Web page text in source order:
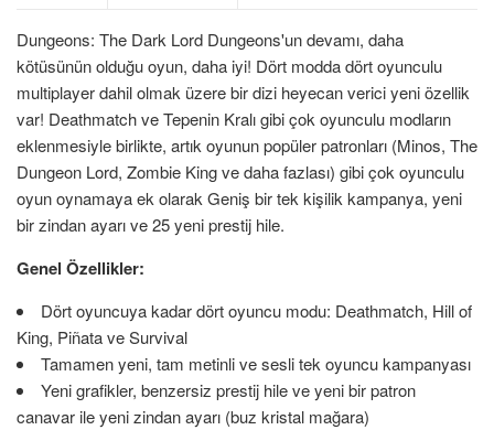
Dungeons: The Dark Lord Dungeons'un devamı, daha
kötüsünün olduğu oyun, daha iyi! Dört modda dört oyunculu
multiplayer dahil olmak üzere bir dizi heyecan verici yeni özellik
var! Deathmatch ve Tepenin Kralı gibi çok oyunculu modların
eklenmesiyle birlikte, artık oyunun popüler patronları (Minos, The
Dungeon Lord, Zombie King ve daha fazlası) gibi çok oyunculu
oyun oynamaya ek olarak Geniş bir tek kişilik kampanya, yeni
bir zindan ayarı ve 25 yeni prestij hile.
Genel Özellikler:
Dört oyuncuya kadar dört oyuncu modu: Deathmatch, Hill of
King, Piñata ve Survival
Tamamen yeni, tam metinli ve sesli tek oyuncu kampanyası
Yeni grafikler, benzersiz prestij hile ve yeni bir patron
canavar ile yeni zindan ayarı (buz kristal mağara)